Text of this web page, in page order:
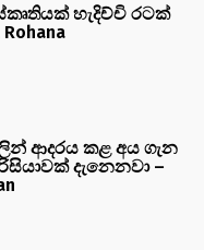
හැදිච්චි රටක්
ආදරය කළ අය ගැන
දැනෙනවා –